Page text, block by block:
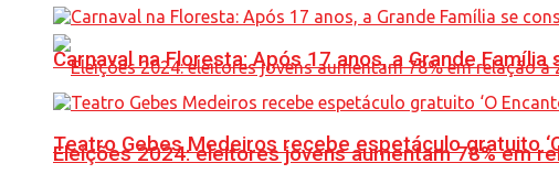
Eleições 2024: eleitores jovens aumentam 78% em
Carnaval na Floresta: Após 17 anos, a Grande
Teatro Gebes Medeiros recebe espetáculo gratuito